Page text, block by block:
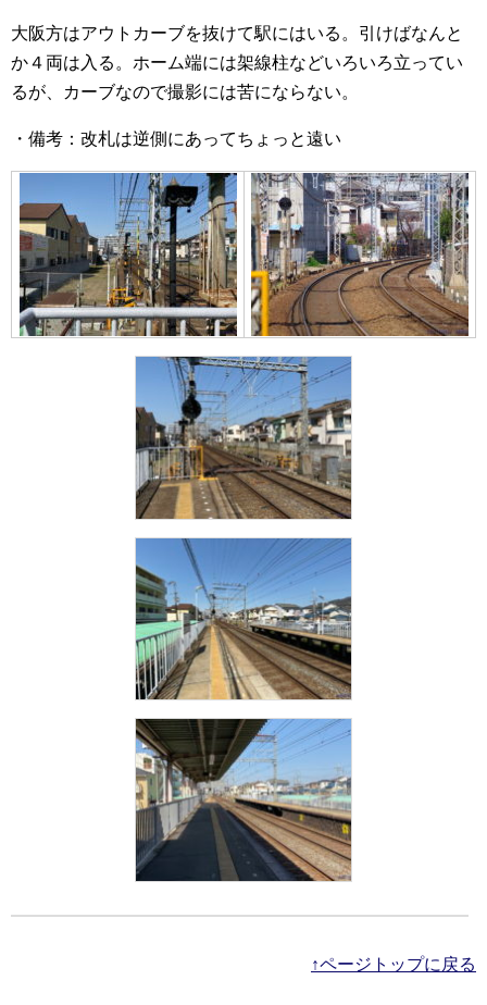
大阪方はアウトカーブを抜けて駅にはいる。引けばなんと
か４両は入る。ホーム端には架線柱などいろいろ立ってい
るが、カーブなので撮影には苦にならない。
・備考：改札は逆側にあってちょっと遠い
↑ページトップに戻る